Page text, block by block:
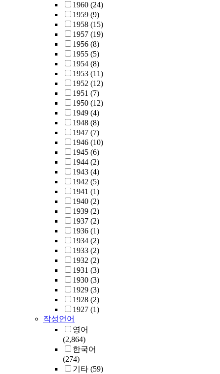
1960 (24)
1959 (9)
1958 (15)
1957 (19)
1956 (8)
1955 (5)
1954 (8)
1953 (11)
1952 (12)
1951 (7)
1950 (12)
1949 (4)
1948 (8)
1947 (7)
1946 (10)
1945 (6)
1944 (2)
1943 (4)
1942 (5)
1941 (1)
1940 (2)
1939 (2)
1937 (2)
1936 (1)
1934 (2)
1933 (2)
1932 (2)
1931 (3)
1930 (3)
1929 (3)
1928 (2)
1927 (1)
작성언어
영어
(2,864)
한국어
(274)
기타 (59)